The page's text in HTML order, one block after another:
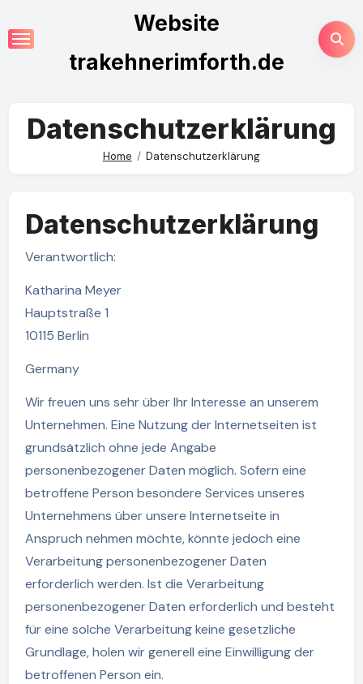
to
Website
trakehnerimforth.de
Datenschutzerklärung
Home Datenschutzerklärung
Datenschutzerklärung
Verantwortlich:
Katharina Meyer
Hauptstraße 1
10115 Berlin
Germany
Wir freuen uns sehr über Ihr Interesse an unserem
Unternehmen. Eine Nutzung der Internetseiten ist
grundsätzlich ohne jede Angabe
personenbezogener Daten möglich. Sofern eine
betroffene Person besondere Services unseres
Unternehmens über unsere Internetseite in
Anspruch nehmen möchte, könnte jedoch eine
Verarbeitung personenbezogener Daten
erforderlich werden. Ist die Verarbeitung
personenbezogener Daten erforderlich und besteht
für eine solche Verarbeitung keine gesetzliche
Grundlage, holen wir generell eine Einwilligung der
betroffenen Person ein.